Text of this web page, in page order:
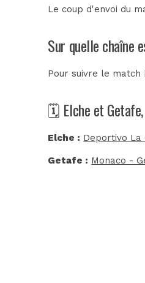
Le coup d'envoi du
Sur quelle chaîne
Pour suivre le match
🗓️ Elche et
Elche : Deportivo La
Getafe : Monaco -